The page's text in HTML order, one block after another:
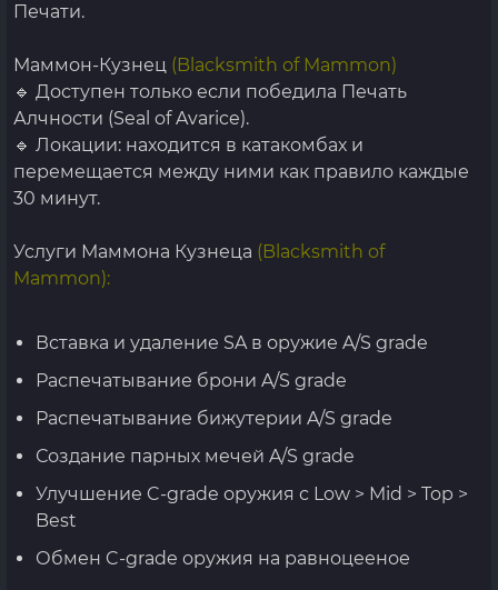
Печати.
Маммон-Кузнец (Blacksmith of Mammon)
🔹 Доступен только если победила Печать
Алчности (Seal of Avarice).
🔹 Локации: находится в катакомбах и
перемещается между ними как правило каждые
30 минут.
Услуги Маммона Кузнеца (Blacksmith of
Mammon):
Вставка и удаление SA в оружие A/S grade
Распечатывание брони A/S grade
Распечатывание бижутерии A/S grade
Создание парных мечей A/S grade
Улучшение C-grade оружия с Low > Mid > Top >
Best
Обмен C-grade оружия на равноцееное